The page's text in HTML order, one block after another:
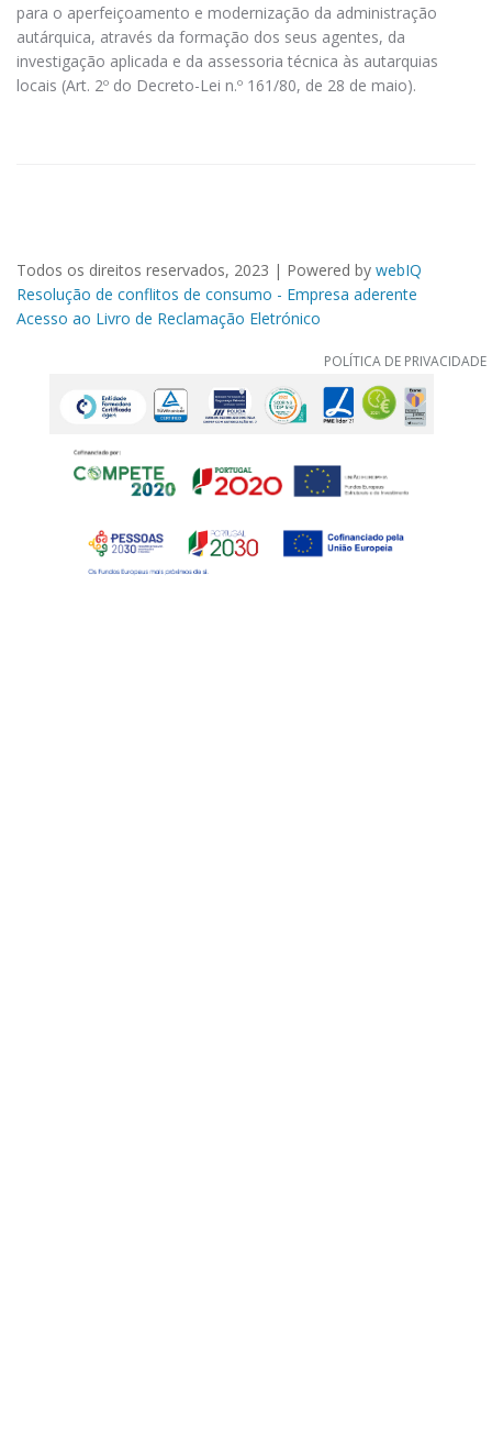
para o aperfeiçoamento e modernização da administração
autárquica, através da formação dos seus agentes, da
investigação aplicada e da assessoria técnica às autarquias
locais (Art. 2º do Decreto-Lei n.º 161/80, de 28 de maio).
Todos os direitos reservados, 2023 | Powered by webIQ
Resolução de conflitos de consumo - Empresa aderente
Acesso ao Livro de Reclamação Eletrónico
POLÍTICA DE PRIVACIDADE